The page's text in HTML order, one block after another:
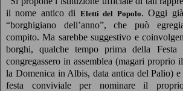
il nome antico di Eletti del Popolo. Oggi
“borghigiano dell’anno”, che può
compito. Ma sarebbe suggestivo e
borghi, qualche tempo prima della
congregassero in assemblea (magari
la Domenica in Albis, data antica del Palio)
festa conviviale per nominare il